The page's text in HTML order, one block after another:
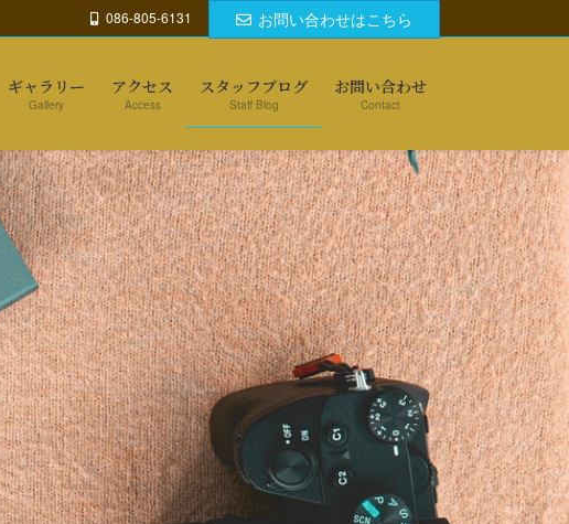
086-805-6131 お問い合わせはこちら
ギャラリー
Gallery
アクセス
Access
スタッフブログ
Staff Blog
お問い合わせ
Contact